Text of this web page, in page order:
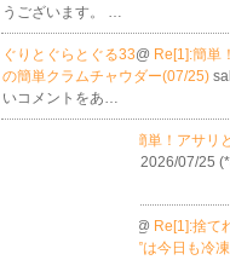
うございます。 …
ぐりとぐらとぐる33@ Re[1]:簡単
の簡単クラムチャウダー(07/25)
いコメントをあ…
Re:簡単！アサリ
2026/07/25
@ Re[1]:捨て
力！“端っこ野菜部隊”は今日も冷